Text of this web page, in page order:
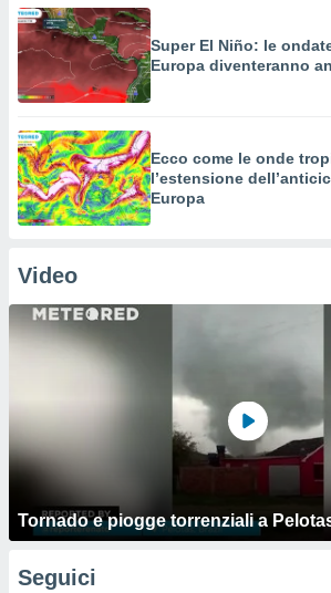
Super El Niño: le
Europa diventeranno
Ecco come le onde
l’estensione
Europa
Video
Tornado e piogge torrenziali a
Seguici